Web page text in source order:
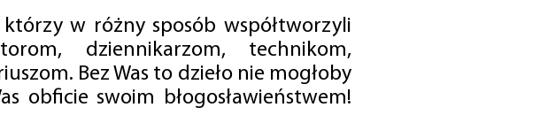
w różny sposób współtworzyli
dziennikarzom, technikom,
Bez Was to dzieło nie mogłoby
obficie swoim błogosławieństwem!